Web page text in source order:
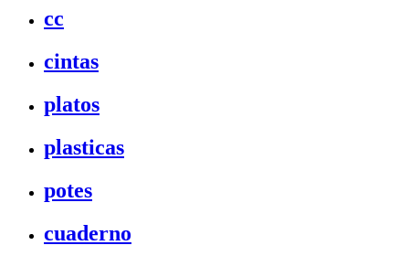
cc
cintas
platos
plasticas
potes
cuaderno